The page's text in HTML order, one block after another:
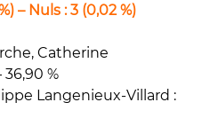
– Nuls : 3 (0,02 %)
Catherine
%
Langenieux-Villard :